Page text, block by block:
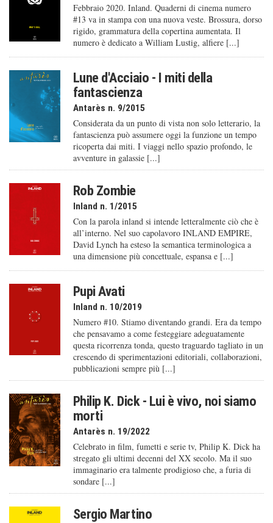
Febbraio 2020. Inland. Quaderni di cinema numero
#13 va in stampa con una nuova veste. Brossura, dorso
rigido, grammatura della copertina aumentata. Il
numero è dedicato a William Lustig, alfiere [...]
Lune d'Acciaio - I miti della
fantascienza
Antarès n. 9/2015
Considerata da un punto di vista non solo letterario, la
fantascienza può assumere oggi la funzione un tempo
ricoperta dai miti. I viaggi nello spazio profondo, le
avventure in galassie [...]
Rob Zombie
Inland n. 1/2015
Con la parola inland si intende letteralmente ciò che è
all’interno. Nel suo capolavoro INLAND EMPIRE,
David Lynch ha esteso la semantica terminologica a
una dimensione più concettuale, espansa e [...]
Pupi Avati
Inland n. 10/2019
Numero #10. Stiamo diventando grandi. Era da tempo
che pensavamo a come festeggiare adeguatamente
questa ricorrenza tonda, questo traguardo tagliato in un
crescendo di sperimentazioni editoriali, collaborazioni,
pubblicazioni sempre più [...]
Philip K. Dick - Lui è vivo, noi siamo
morti
Antarès n. 19/2022
Celebrato in film, fumetti e serie tv, Philip K. Dick ha
stregato gli ultimi decenni del XX secolo. Ma il suo
immaginario era talmente prodigioso che, a furia di
sondare [...]
Sergio Martino